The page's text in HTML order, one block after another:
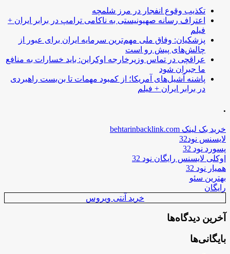
تکذیب وقوع انفجار در مرز شلمچه
اعتراف رسانه صهیونیستی به ناکامی ترامپ در برابر ایران +
فیلم
پزشکیان: وفاق ملی مهم‌ترین سرمایه ایران برای عبور از
چالش‌های پیش رو است
عراقچی در تماس وزیرخارجه اوکراین: باید خسارات به منافع
ما جبران شود
پاشنه آشیل‌های آمریکا؛ از کمبود مهمات تا بن‌بست راهبردی
در برابر ایران + فیلم
.
خرید بک لینک behtarinbacklink.com
لایسنس نود32
پسورد نود 32
اوکلی لایسنس رایگان نود 32
همیار نود 32
بهترین سئو
رایگان
خرید آنتی ویروس
آخرین دیدگاه‌ها
بایگانی‌ها